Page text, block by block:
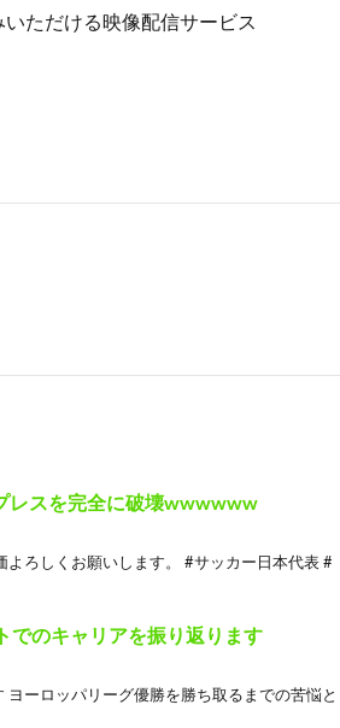
ただける映像配信サービス
レスを完全に破壊wwwwww
ろしくお願いします。 #サッカー日本代表 #
でのキャリアを振り返ります
ーロッパリーグ優勝を勝ち取るまでの苦悩と